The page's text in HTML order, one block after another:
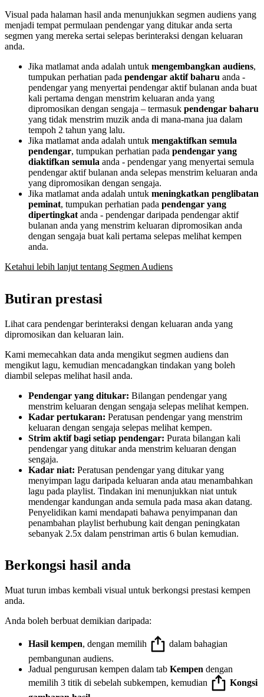
Visual pada halaman hasil anda menunjukkan segmen audiens yang
menjadi tempat permulaan pendengar yang ditukar anda serta
segmen yang mereka sertai selepas berinteraksi dengan keluaran
anda.
Jika matlamat anda adalah untuk mengembangkan audiens,
tumpukan perhatian pada pendengar aktif baharu anda -
pendengar yang menyertai pendengar aktif bulanan anda buat
kali pertama dengan menstrim keluaran anda yang
dipromosikan dengan sengaja – termasuk pendengar baharu
yang tidak menstrim muzik anda di mana-mana jua dalam
tempoh 2 tahun yang lalu.
Jika matlamat anda adalah untuk mengaktifkan semula
pendengar, tumpukan perhatian pada pendengar yang
diaktifkan semula anda - pendengar yang menyertai semula
pendengar aktif bulanan anda selepas menstrim keluaran anda
yang dipromosikan dengan sengaja.
Jika matlamat anda adalah untuk meningkatkan penglibatan
peminat, tumpukan perhatian pada pendengar yang
dipertingkat anda - pendengar daripada pendengar aktif
bulanan anda yang menstrim keluaran dipromosikan anda
dengan sengaja buat kali pertama selepas melihat kempen
anda.
Ketahui lebih lanjut tentang Segmen Audiens
Butiran prestasi
Lihat cara pendengar berinteraksi dengan keluaran anda yang
dipromosikan dan keluaran lain.
Kami memecahkan data anda mengikut segmen audiens dan
mengikut lagu, kemudian mencadangkan tindakan yang boleh
diambil selepas melihat hasil anda.
Pendengar yang ditukar: Bilangan pendengar yang
menstrim keluaran dengan sengaja selepas melihat kempen.
Kadar pertukaran: Peratusan pendengar yang menstrim
keluaran dengan sengaja selepas melihat kempen.
Strim aktif bagi setiap pendengar: Purata bilangan kali
pendengar yang ditukar anda menstrim keluaran dengan
sengaja.
Kadar niat: Peratusan pendengar yang ditukar yang
menyimpan lagu daripada keluaran anda atau menambahkan
lagu pada playlist. Tindakan ini menunjukkan niat untuk
mendengar kandungan anda semula pada masa akan datang.
Penyelidikan kami mendapati bahawa penyimpanan dan
penambahan playlist berhubung kait dengan peningkatan
sebanyak 2.5x dalam penstriman artis 6 bulan kemudian.
Berkongsi hasil anda
Muat turun imbas kembali visual untuk berkongsi prestasi kempen
anda.
Anda boleh berbuat demikian daripada:
Hasil kempen, dengan memilih
dalam bahagian
pembangunan audiens.
Jadual pengurusan kempen dalam tab Kempen dengan
memilih 3 titik di sebelah subkempen, kemudian
Kongsi